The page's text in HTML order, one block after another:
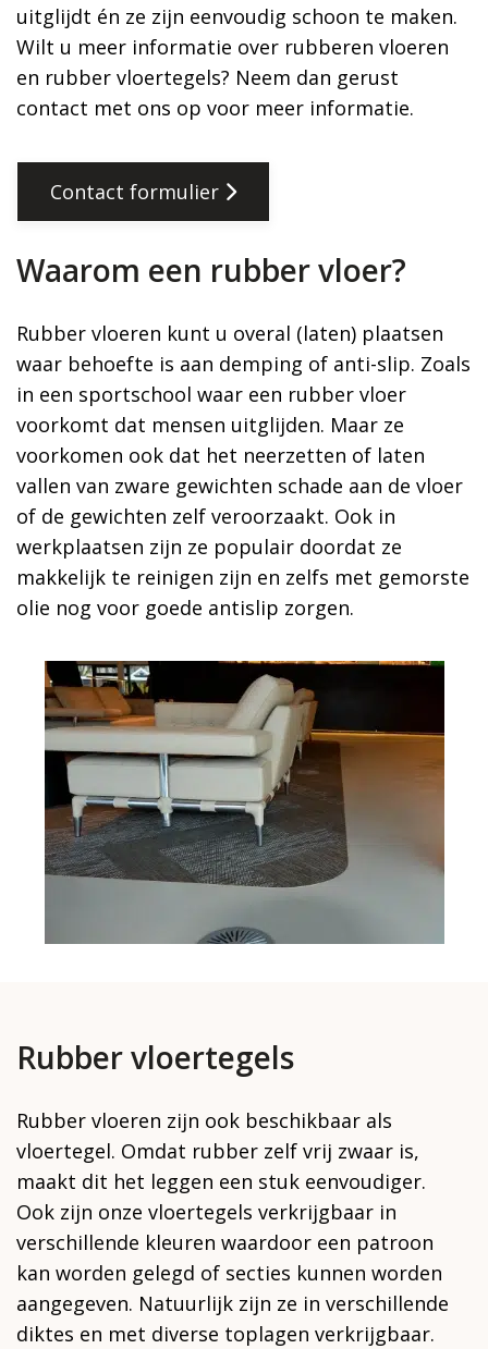
uitglijdt én ze zijn eenvoudig schoon te maken.
Wilt u meer informatie over rubberen vloeren
en rubber vloertegels? Neem dan gerust
contact met ons op voor meer informatie.
Contact formulier
Waarom een rubber vloer?
Rubber vloeren kunt u overal (laten) plaatsen
waar behoefte is aan demping of anti-slip. Zoals
in een sportschool waar een rubber vloer
voorkomt dat mensen uitglijden. Maar ze
voorkomen ook dat het neerzetten of laten
vallen van zware gewichten schade aan de vloer
of de gewichten zelf veroorzaakt. Ook in
werkplaatsen zijn ze populair doordat ze
makkelijk te reinigen zijn en zelfs met gemorste
olie nog voor goede antislip zorgen.
Rubber vloertegels
Rubber vloeren zijn ook beschikbaar als
vloertegel. Omdat rubber zelf vrij zwaar is,
maakt dit het leggen een stuk eenvoudiger.
Ook zijn onze vloertegels verkrijgbaar in
verschillende kleuren waardoor een patroon
kan worden gelegd of secties kunnen worden
aangegeven. Natuurlijk zijn ze in verschillende
diktes en met diverse toplagen verkrijgbaar.